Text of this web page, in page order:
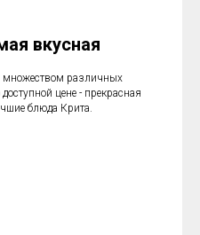
вкусная
множеством различных
цене - прекрасная
блюда Крита.